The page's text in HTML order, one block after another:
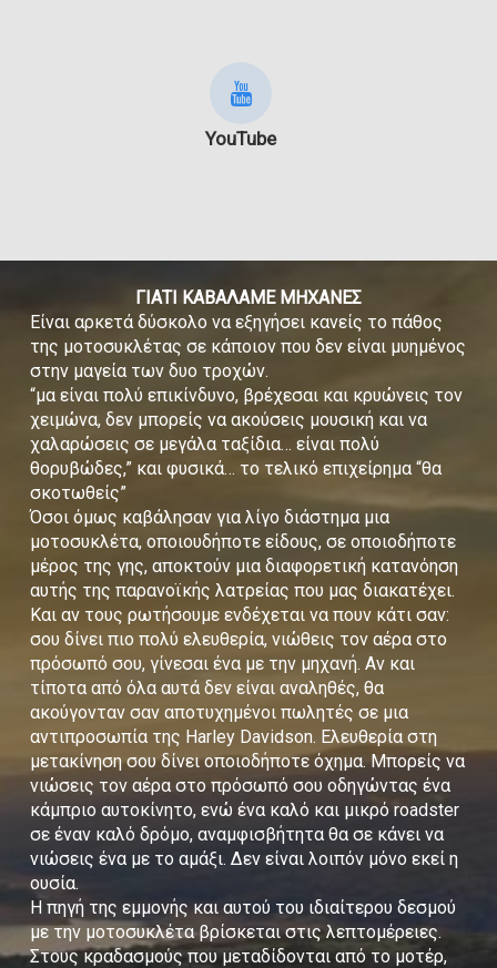
YouTube
ΓΙΑΤΙ ΚΑΒΑΛΑΜΕ ΜΗΧΑΝΕΣ
Είναι αρκετά δύσκολο να εξηγήσει κανείς το πάθος
της μοτοσυκλέτας σε κάποιον που δεν είναι μυημένος
στην μαγεία των δυο τροχών.
“μα είναι πολύ επικίνδυνο, βρέχεσαι και κρυώνεις τον
χειμώνα, δεν μπορείς να ακούσεις μουσική και να
χαλαρώσεις σε μεγάλα ταξίδια… είναι πολύ
θορυβώδες,” και φυσικά… το τελικό επιχείρημα “θα
σκοτωθείς”
Όσοι όμως καβάλησαν για λίγο διάστημα μια
μοτοσυκλέτα, οποιουδήποτε είδους, σε οποιοδήποτε
μέρος της γης, αποκτούν μια διαφορετική κατανόηση
αυτής της παρανοϊκής λατρείας που μας διακατέχει.
Και αν τους ρωτήσουμε ενδέχεται να πουν κάτι σαν:
σου δίνει πιο πολύ ελευθερία, νιώθεις τον αέρα στο
πρόσωπό σου, γίνεσαι ένα με την μηχανή. Αν και
τίποτα από όλα αυτά δεν είναι αναληθές, θα
ακούγονταν σαν αποτυχημένοι πωλητές σε μια
αντιπροσωπία της Harley Davidson. Ελευθερία στη
μετακίνηση σου δίνει οποιοδήποτε όχημα. Μπορείς να
νιώσεις τον αέρα στο πρόσωπό σου οδηγώντας ένα
κάμπριο αυτοκίνητο, ενώ ένα καλό και μικρό roadster
σε έναν καλό δρόμο, αναμφισβήτητα θα σε κάνει να
νιώσεις ένα με το αμάξι. Δεν είναι λοιπόν μόνο εκεί η
ουσία.
Η πηγή της εμμονής και αυτού του ιδιαίτερου δεσμού
με την μοτοσυκλέτα βρίσκεται στις λεπτομέρειες.
Στους κραδασμούς που μεταδίδονται από το μοτέρ,